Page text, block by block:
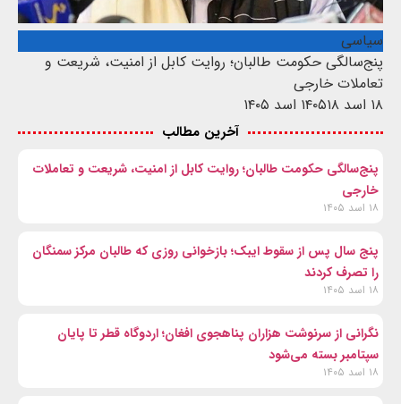
سیاسی
پنج‌سالگی حکومت طالبان؛ روایت کابل از امنیت، شریعت و
تعاملات خارجی
۱۸ اسد ۱۴۰۵
۱۸ اسد ۱۴۰۵
آخرین مطالب
پنج‌سالگی حکومت طالبان؛ روایت کابل از امنیت، شریعت و تعاملات
خارجی
۱۸ اسد ۱۴۰۵
پنج سال پس از سقوط ایبک؛ بازخوانی روزی که طالبان مرکز سمنگان
را تصرف کردند
۱۸ اسد ۱۴۰۵
نگرانی از سرنوشت هزاران پناهجوی افغان؛ اردوگاه قطر تا پایان
سپتامبر بسته می‌شود
۱۸ اسد ۱۴۰۵